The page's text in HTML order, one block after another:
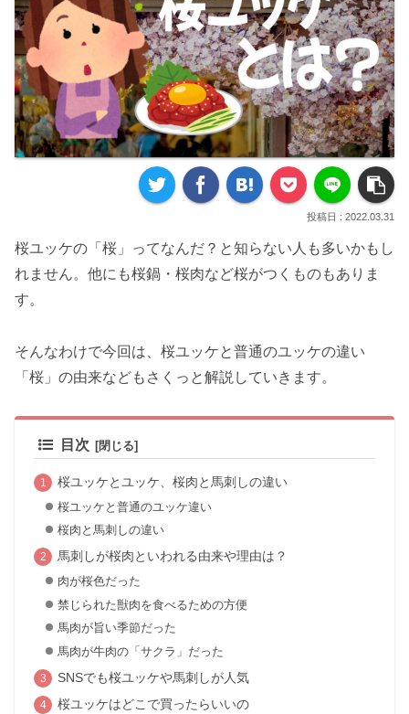
2022.03.31
桜ユッケの「桜」ってなんだ？と知らない人も多いかもし
れません。他にも桜鍋・桜肉など桜がつくものもありま
す。
そんなわけで今回は、桜ユッケと普通のユッケの違い
「桜」の由来などもさくっと解説していきます。
目次
桜ユッケとユッケ、桜肉と馬刺しの違い
桜ユッケと普通のユッケ違い
桜肉と馬刺しの違い
馬刺しが桜肉といわれる由来や理由は？
肉が桜色だった
禁じられた獣肉を食べるための方便
馬肉が旨い季節だった
馬肉が牛肉の「サクラ」だった
SNSでも桜ユッケや馬刺しが人気
桜ユッケはどこで買ったらいいの